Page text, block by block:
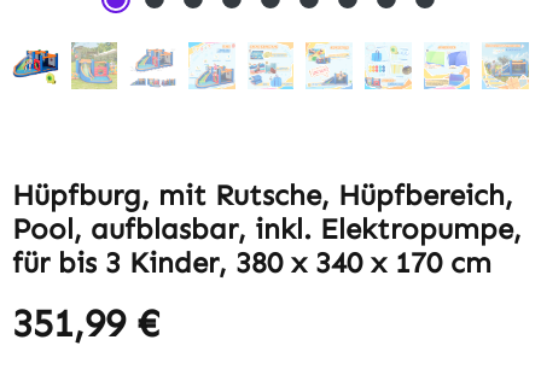
Hüpfburg, mit Rutsche, Hüpfbereich,
Pool, aufblasbar, inkl. Elektropumpe,
für bis 3 Kinder, 380 x 340 x 170 cm
Regulärer Preis:
351,99 €